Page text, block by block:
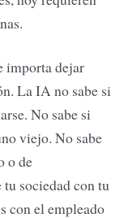
importa dejar
La IA no sabe si
No sabe si
viejo. No sabe
o de
sociedad con tu
con el empleado